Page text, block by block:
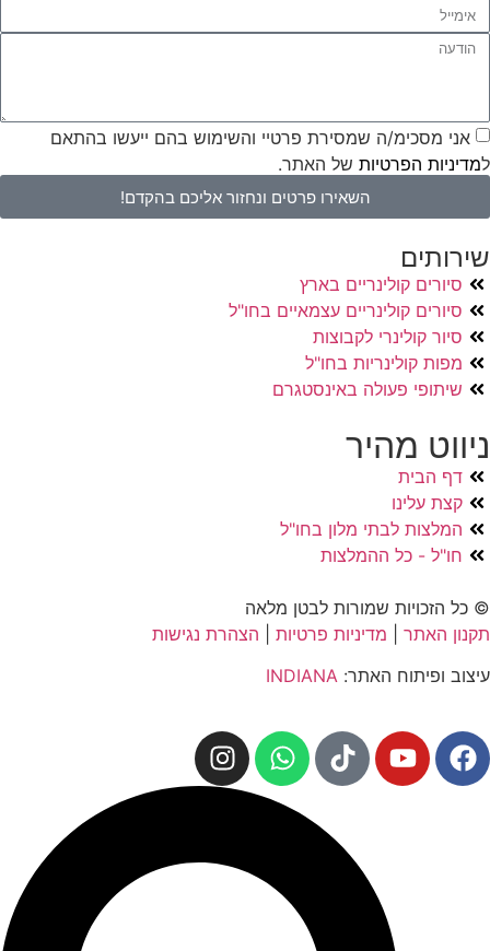
אני מסכימ/ה שמסירת פרטיי והשימוש בהם ייעשו בהתאם
למדיניות הפרטיות של האתר.
השאירו פרטים ונחזור אליכם בהקדם!
שירותים
סיורים קולינריים בארץ
סיורים קולינריים עצמאיים בחו"ל
סיור קולינרי לקבוצות
מפות קולינריות בחו"ל
שיתופי פעולה באינסטגרם
ניווט מהיר
דף הבית
קצת עלינו
המלצות לבתי מלון בחו"ל
חו"ל - כל ההמלצות
© כל הזכויות שמורות לבטן מלאה
תקנון האתר
מדיניות פרטיות
הצהרת נגישות
עיצוב ופיתוח האתר: INDIANA